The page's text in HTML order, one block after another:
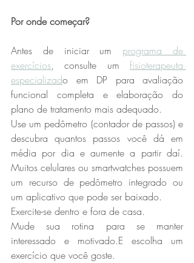
Por onde começar?
Antes de iniciar um programa de
exercícios, consulte um fisioterapeuta
especializado em DP para avaliação
funcional completa e elaboração do
plano de tratamento mais adequado.
Use um pedômetro (contador de passos) e
descubra quantos passos você dá em
média por dia e aumente a partir daí.
Muitos celulares ou smartwatches possuem
um recurso de pedômetro integrado ou
um aplicativo que pode ser baixado.
Exercite-se dentro e fora de casa.
Mude sua rotina para se manter
interessado e motivado.E escolha um
exercício que você goste.